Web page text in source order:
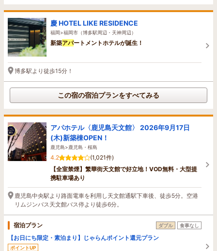
慶 HOTEL LIKE RESIDENCE
福岡>福岡市（博多駅周辺・天神周辺）
新築アパートメントホテルが誕生！
博多駅より徒歩15分！
この宿の宿泊プランをすべてみる
アパホテル〈鹿児島天文館〉 2026年9月17日
(木)新築棟OPEN！
鹿児島>鹿児島・桜島
4.2
(1,021件)
【全室禁煙】繁華街天文館で好立地！VOD無料・大型提
携駐車場あり
鹿児島中央駅より路面電車を利用し天文館通駅下車後、徒歩5分。空港
リムジンバス天文館バス停より徒歩6分。
宿泊プラン ダブル 食事なし
【お日にち限定・素泊まり】じゃらんポイント還元プラン
ポイントUP